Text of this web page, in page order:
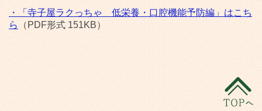
・「寺子屋ラクっちゃ 低栄養・口腔機能予防編」はこち
ら
（PDF形式 151KB）